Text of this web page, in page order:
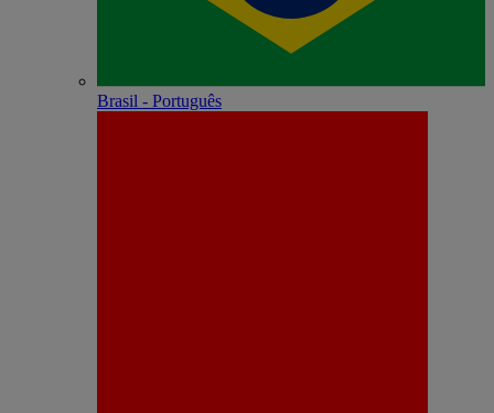
Brasil - Português